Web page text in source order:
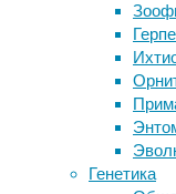
Генетика
прозвали
Черным
летом
—
из-
за